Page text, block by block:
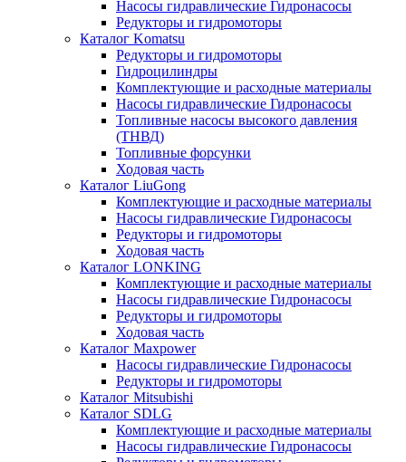
Насосы гидравлические Гидронасосы
Редукторы и гидромоторы
Каталог Komatsu
Редукторы и гидромоторы
Гидроцилиндры
Комплектующие и расходные материалы
Насосы гидравлические Гидронасосы
Топливные насосы высокого давления
(ТНВД)
Топливные форсунки
Ходовая часть
Каталог LiuGong
Комплектующие и расходные материалы
Насосы гидравлические Гидронасосы
Редукторы и гидромоторы
Ходовая часть
Каталог LONKING
Комплектующие и расходные материалы
Насосы гидравлические Гидронасосы
Редукторы и гидромоторы
Ходовая часть
Каталог Maxpower
Насосы гидравлические Гидронасосы
Редукторы и гидромоторы
Каталог Mitsubishi
Каталог SDLG
Комплектующие и расходные материалы
Насосы гидравлические Гидронасосы